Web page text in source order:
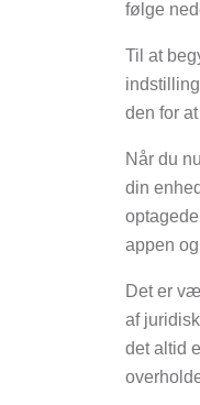
følge
Til at
den for
Når du
din
appen
Det er
af
det altid